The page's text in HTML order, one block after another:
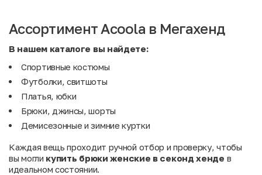
Ассортимент Acoola в Мегахенд
В нашем каталоге вы найдете:
Спортивные костюмы
Футболки, свитшоты
Платья, юбки
Брюки, джинсы, шорты
Демисезонные и зимние куртки
Каждая вещь проходит ручной отбор и проверку, чтобы
вы могли купить брюки женские в секонд хенде в
идеальном состоянии.